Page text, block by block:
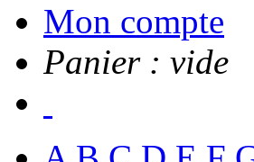
Mon compte
Panier : vide